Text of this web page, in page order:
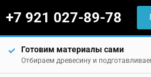
+7 921 027-89-78
Готовим материалы сами
Отбираем древесину и